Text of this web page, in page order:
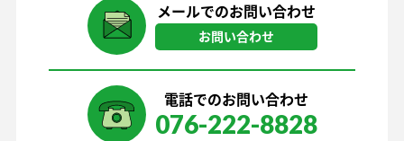
メールでのお問い合わせ
お問い合わせ
電話でのお問い合わせ
076-222-8828